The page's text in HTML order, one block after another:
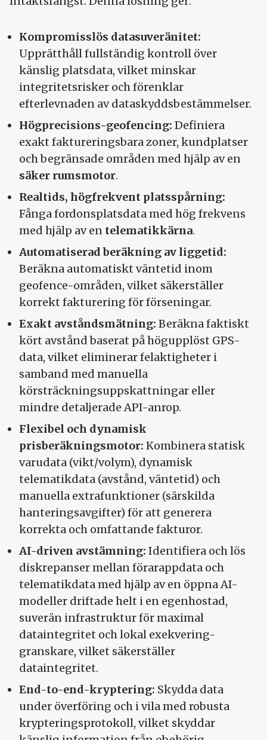
Kompromisslös datasuveränitet:
Upprätthåll fullständig kontroll över
känslig platsdata, vilket minskar
integritetsrisker och förenklar
efterlevnaden av dataskyddsbestämmelser.
Högprecisions-geofencing: Definiera
exakt faktureringsbara zoner, kundplatser
och begränsade områden med hjälp av en
säker rumsmotor.
Realtids, högfrekvent platsspårning:
Fånga fordonsplatsdata med hög frekvens
med hjälp av en telematikkärna.
Automatiserad beräkning av liggetid:
Beräkna automatiskt väntetid inom
geofence-områden, vilket säkerställer
korrekt fakturering för förseningar.
Exakt avståndsmätning: Beräkna faktiskt
kört avstånd baserat på högupplöst GPS-
data, vilket eliminerar felaktigheter i
samband med manuella
körsträckningsuppskattningar eller
mindre detaljerade API-anrop.
Flexibel och dynamisk
prisberäkningsmotor: Kombinera statisk
varudata (vikt/volym), dynamisk
telematikdata (avstånd, väntetid) och
manuella extrafunktioner (särskilda
hanteringsavgifter) för att generera
korrekta och omfattande fakturor.
AI-driven avstämning: Identifiera och lös
diskrepanser mellan förarappdata och
telematikdata med hjälp av en öppna AI-
modeller driftade helt i en egenhostad,
suverän infrastruktur för maximal
dataintegritet och lokal exekvering-
granskare, vilket säkerställer
dataintegritet.
End-to-end-kryptering: Skydda data
under överföring och i vila med robusta
krypteringsprotokoll, vilket skyddar